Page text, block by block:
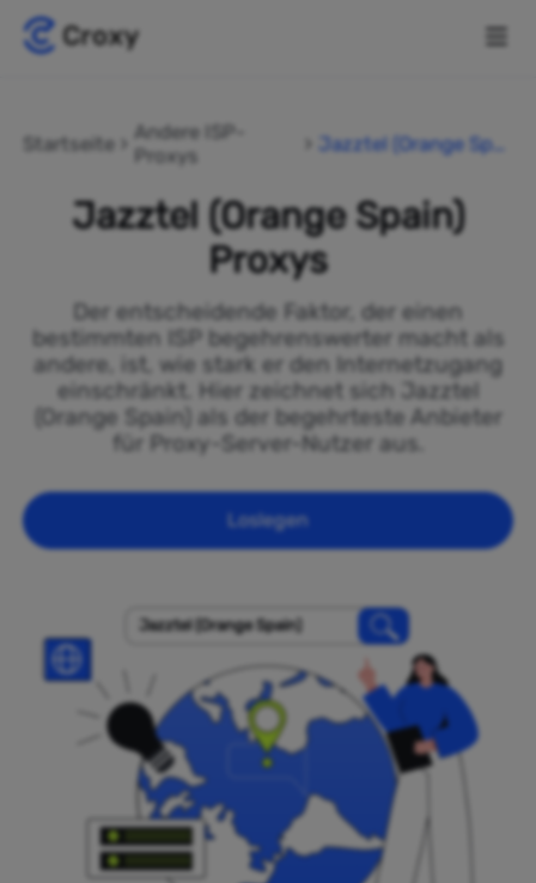
Startseite
Andere ISP-
Proxys
Jazztel (Orange Spai
Jazztel (Orange Spain)
Proxys
Der entscheidende Faktor, der einen
bestimmten ISP begehrenswerter macht als
andere, ist, wie stark er den Internetzugang
einschränkt. Hier zeichnet sich Jazztel
(Orange Spain) als der begehrteste Anbieter
für Proxy-Server-Nutzer aus.
Loslegen
Jazztel (Orange Spain)